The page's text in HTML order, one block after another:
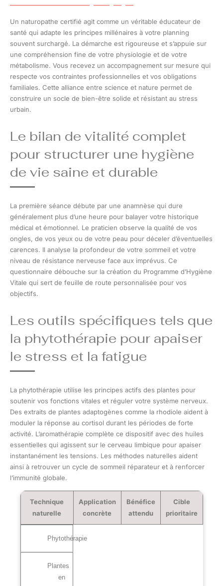
Un naturopathe certifié agit comme un véritable éducateur de
santé qui adapte les principes millénaires à votre planning
souvent surchargé. La démarche est rigoureuse et s’appuie sur
une compréhension fine de votre physiologie et de votre
métabolisme. Vous recevez un accompagnement sur mesure qui
respecte vos contraintes professionnelles et vos obligations
familiales. Cette alliance entre science et nature permet de
construire un socle de bien-être solide et résistant au stress
urbain.
Le bilan de vitalité complet
pour structurer une hygiène
de vie saine et durable
La première séance débute par une anamnèse qui dure
généralement plus d’une heure pour balayer votre historique
médical et émotionnel. Le praticien observe la qualité de vos
ongles, de vos yeux ou de votre peau pour déceler d’éventuelles
carences. Il analyse la profondeur de votre sommeil et votre
niveau de résistance nerveuse face aux imprévus. Ce
questionnaire débouche sur la création du Programme d’Hygiène
Vitale qui sert de feuille de route personnalisée pour vos
objectifs.
Les outils spécifiques tels que
la phytothérapie pour apaiser
le stress et la fatigue
La phytothérapie utilise les principes actifs des plantes pour
soutenir vos fonctions vitales et réguler votre système nerveux.
Des extraits de plantes adaptogènes comme la rhodiole aident à
moduler la réponse au cortisol durant les périodes de forte
activité. L’aromathérapie complète ce dispositif avec des huiles
essentielles qui agissent sur le cerveau limbique pour apaiser
instantanément les tensions. Les méthodes naturelles aident
ainsi à retrouver un cycle de sommeil réparateur et à renforcer
l’immunité globale.
Technique
naturelle
Application
concrète
Bénéfice
attendu
Cible
prioritaire
Phytothérapie
Plantes
en